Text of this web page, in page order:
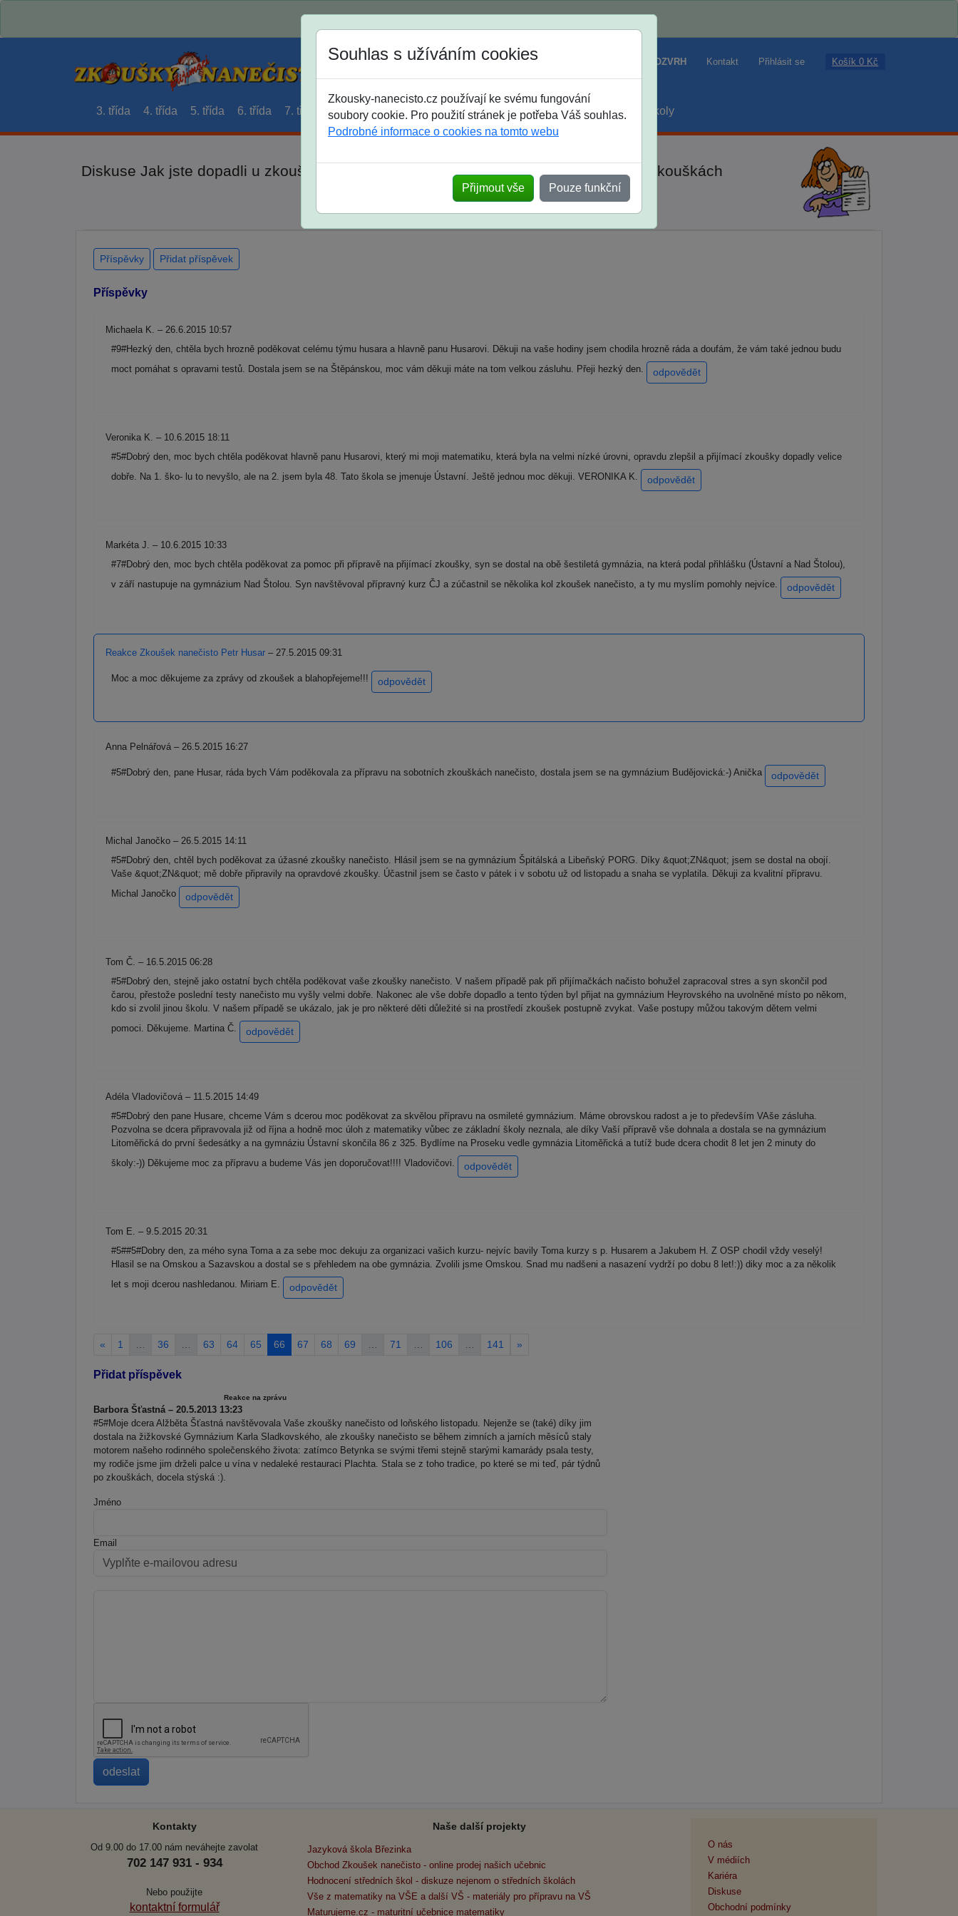
Jak si vybrat ROZVRH Kontakt Přihlásit se Košík 0 Kč
3. třída 4. třída 5. třída 6. třída 7. třída 8. třída 9. třída střední maturanti soutěže prázdniny školy
Diskuse Jak jste dopadli u zkoušek na SŠ? Vaše ohlasy po skutečných přijímacích zkouškách
Souhlas s užíváním cookies
Zkousky-nanecisto.cz používají ke svému fungování
soubory cookie. Pro použití stránek je potřeba Váš souhlas.
Podrobné informace o cookies na tomto webu
Přijmout vše Pouze funkční
Příspěvky Přidat příspěvek
Příspěvky
Michaela K. – 26.6.2015 10:57
#9#Hezký den, chtěla bych hrozně poděkovat celému týmu husara a hlavně panu Husarovi. Děkuji na vaše hodiny jsem chodila hrozně ráda a doufám, že vám také jednou budu
moct pomáhat s opravami testů. Dostala jsem se na Štěpánskou, moc vám děkuji máte na tom velkou zásluhu. Přeji hezký den.
odpovědět
Veronika K. – 10.6.2015 18:11
#5#Dobrý den, moc bych chtěla poděkovat hlavně panu Husarovi, který mi moji matematiku, která byla na velmi nízké úrovni, opravdu zlepšil a přijímací zkoušky dopadly velice
dobře. Na 1. ško- lu to nevyšlo, ale na 2. jsem byla 48. Tato škola se jmenuje Ústavní. Ještě jednou moc děkuji. VERONIKA K.
odpovědět
Markéta J. – 10.6.2015 10:33
#7#Dobrý den, moc bych chtěla poděkovat za pomoc při přípravě na přijímací zkoušky, syn se dostal na obě šestiletá gymnázia, na která podal přihlášku (Ústavní a Nad Štolou),
v září nastupuje na gymnázium Nad Štolou. Syn navštěvoval přípravný kurz ČJ a zúčastnil se několika kol zkoušek nanečisto, a ty mu myslím pomohly nejvíce.
odpovědět
Reakce Zkoušek nanečisto Petr Husar – 27.5.2015 09:31
Moc a moc děkujeme za zprávy od zkoušek a blahopřejeme!!! odpovědět
Anna Pelnářová – 26.5.2015 16:27
#5#Dobrý den, pane Husar, ráda bych Vám poděkovala za přípravu na sobotních zkouškách nanečisto, dostala jsem se na gymnázium Budějovická:-) Anička odpovědět
Michal Janočko – 26.5.2015 14:11
#5#Dobrý den, chtěl bych poděkovat za úžasné zkoušky nanečisto. Hlásil jsem se na gymnázium Špitálská a Libeňský PORG. Díky &quot;ZN&quot; jsem se dostal na obojí.
Vaše &quot;ZN&quot; mě dobře připravily na opravdové zkoušky. Účastnil jsem se často v pátek i v sobotu už od listopadu a snaha se vyplatila. Děkuji za kvalitní přípravu.
Michal Janočko
odpovědět
Tom Č. – 16.5.2015 06:28
#5#Dobrý den, stejně jako ostatní bych chtěla poděkovat vaše zkoušky nanečisto. V našem případě pak při přijímačkách načisto bohužel zapracoval stres a syn skončil pod
čarou, přestože poslední testy nanečisto mu vyšly velmi dobře. Nakonec ale vše dobře dopadlo a tento týden byl přijat na gymnázium Heyrovského na uvolněné místo po někom,
kdo si zvolil jinou školu. V našem případě se ukázalo, jak je pro některé děti důležité si na prostředí zkoušek postupně zvykat. Vaše postupy můžou takovým dětem velmi
pomoci. Děkujeme. Martina Č.
odpovědět
Adéla Vladovičová – 11.5.2015 14:49
#5#Dobrý den pane Husare, chceme Vám s dcerou moc poděkovat za skvělou přípravu na osmileté gymnázium. Máme obrovskou radost a je to především VAše zásluha.
Pozvolna se dcera připravovala již od října a hodně moc úloh z matematiky vůbec ze základní školy neznala, ale díky Vaší přípravě vše dohnala a dostala se na gymnázium
Litoměřická do první šedesátky a na gymnáziu Ústavní skončila 86 z 325. Bydlíme na Proseku vedle gymnázia Litoměřická a tutíž bude dcera chodit 8 let jen 2 minuty do
školy:-)) Děkujeme moc za přípravu a budeme Vás jen doporučovat!!!! Vladovičovi.
odpovědět
Tom E. – 9.5.2015 20:31
#5##5#Dobry den, za mého syna Toma a za sebe moc dekuju za organizaci vašich kurzu- nejvíc bavily Toma kurzy s p. Husarem a Jakubem H. Z OSP chodil vždy veselý!
Hlasil se na Omskou a Sazavskou a dostal se s přehledem na obe gymnázia. Zvolili jsme Omskou. Snad mu nadšeni a nasazení vydrží po dobu 8 let!:)) diky moc a za několik
let s moji dcerou nashledanou. Miriam E.
odpovědět
« 1 36 63 64 65 66 67 68 69 71 106 141 »
Přidat příspěvek
Reakce na zprávu
Barbora Šťastná – 20.5.2013 13:23
#5#Moje dcera Alžběta Šťastná navštěvovala Vaše zkoušky nanečisto od loňského listopadu. Nejenže se (také) díky jim
dostala na žižkovské Gymnázium Karla Sladkovského, ale zkoušky nanečisto se během zimních a jarních měsíců staly
motorem našeho rodinného společenského života: zatímco Betynka se svými třemi stejně starými kamarády psala testy,
my rodiče jsme jim drželi palce u vína v nedaleké restauraci Plachta. Stala se z toho tradice, po které se mi teď, pár týdnů
po zkouškách, docela stýská :).
Jméno
Email
Kontakty
Od 9.00 do 17.00 nám neváhejte zavolat
702 147 931 - 934
Nebo použijte
kontaktní formulář
Naše další projekty
Jazyková škola Březinka
Obchod Zkoušek nanečisto - online prodej našich učebnic
Hodnocení středních škol - diskuze nejenom o středních školách
Vše z matematiky na VŠE a další VŠ - materiály pro přípravu na VŠ
Maturujeme.cz - maturitní učebnice matematiky
O nás
V médiích
Kariéra
Diskuse
Obchodní podmínky